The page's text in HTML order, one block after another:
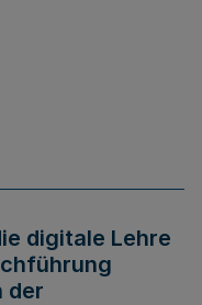
digitale Lehre
der